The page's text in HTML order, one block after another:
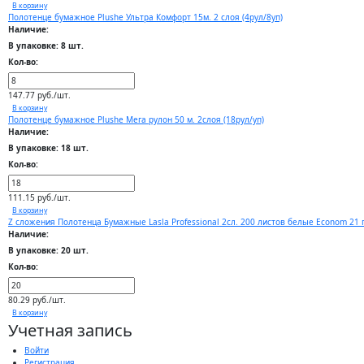
В корзину
Полотенце бумажное Plushe Ультра Комфорт 15м. 2 слоя (4рул/8уп)
Наличие:
В упаковке: 8 шт.
Кол-во:
147.77 руб./шт.
В корзину
Полотенце бумажное Plushe Мега рулон 50 м. 2слоя (18рул/уп)
Наличие:
В упаковке: 18 шт.
Кол-во:
111.15 руб./шт.
В корзину
Z сложения Полотенца Бумажные Lasla Professional 2сл. 200 листов белые Econom 21
Наличие:
В упаковке: 20 шт.
Кол-во:
80.29 руб./шт.
В корзину
Учетная запись
Войти